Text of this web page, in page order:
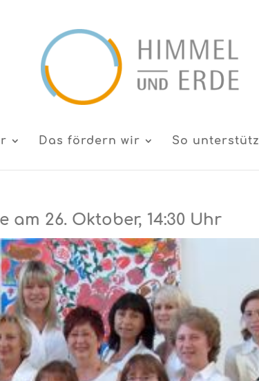
Das fördern wir So
26. Oktober, 14:30 Uhr